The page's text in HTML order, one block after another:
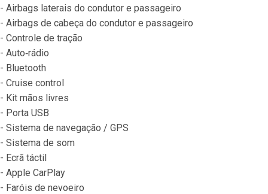
- Airbags laterais do condutor e passageiro
- Airbags de cabeça do condutor e passageiro
- Controle de tração
- Auto‐rádio
- Bluetooth
- Cruise control
- Kit mãos livres
- Porta USB
- Sistema de navegação / GPS
- Sistema de som
- Ecrã táctil
- Apple CarPlay
- Faróis de nevoeiro